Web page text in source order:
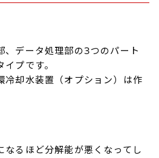
、データ処理部の3つのパート
プです。
冷却水装置（オプション）は作
なるほど分解能が悪くなってし